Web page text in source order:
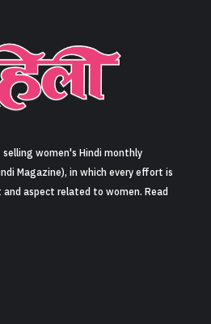
women's Hindi monthly
Magazine), in which every effort is
aspect related to women. Read